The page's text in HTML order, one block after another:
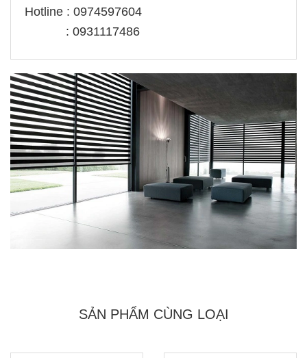
Hotline : 0974597604
: 0931117486
SẢN PHẨM CÙNG LOẠI